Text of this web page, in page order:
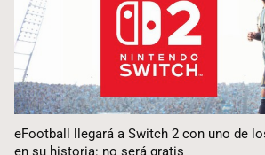
eFootball llegará a Switch 2 con uno de
en su historia: no será gratis